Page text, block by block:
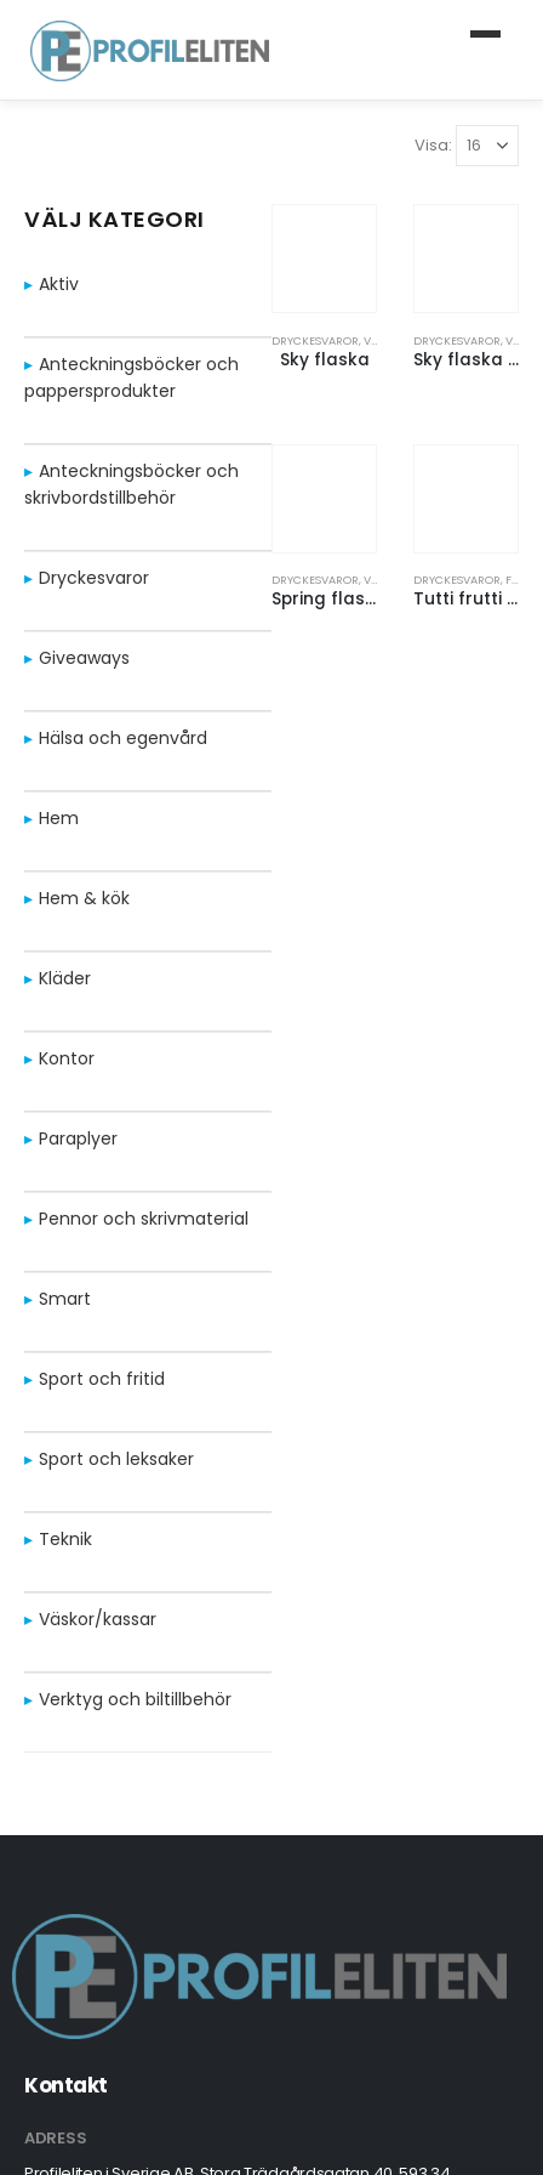
Visa:
VÄLJ KATEGORI
Aktiv
Anteckningsböcker och
pappersprodukter
Anteckningsböcker och
skrivbordstillbehör
Dryckesvaror
Giveaways
Hälsa och egenvård
Hem
Hem & kök
Kläder
Kontor
Paraplyer
Pennor och skrivmaterial
Smart
Sport och fritid
Sport och leksaker
Teknik
Väskor/kassar
Verktyg och biltillbehör
DRYCKESVAROR,VATTENFLASKOR
Sky flaska
DRYCKESVAROR,VATTENFLASKOR
Sky flaska med transparent kropp
DRYCKESVAROR,VATTENFLASKOR
Spring flaska
DRYCKESVAROR, FLASKOR FÖR INFUSION
Tutti frutti flaska med fruktsil
Kontakt
ADRESS